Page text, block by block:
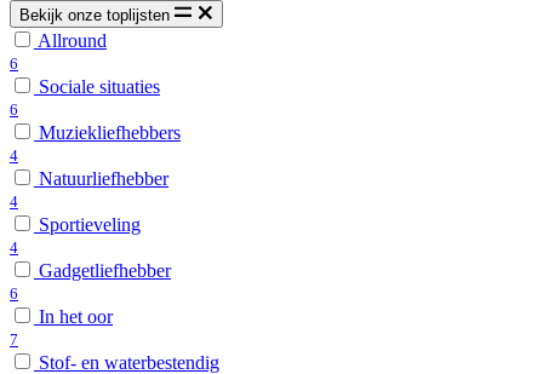
Bekijk onze toplijsten
Allround
6
Sociale situaties
6
Muziekliefhebbers
4
Natuurliefhebber
4
Sportieveling
4
Gadgetliefhebber
6
In het oor
7
Stof- en waterbestendig